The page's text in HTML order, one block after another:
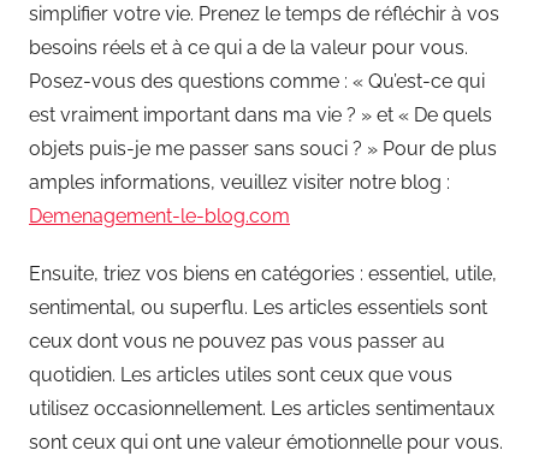
simplifier votre vie. Prenez le temps de réfléchir à vos
besoins réels et à ce qui a de la valeur pour vous.
Posez-vous des questions comme : « Qu’est-ce qui
est vraiment important dans ma vie ? » et « De quels
objets puis-je me passer sans souci ? » Pour de plus
amples informations, veuillez visiter notre blog :
Demenagement-le-blog.com
Ensuite, triez vos biens en catégories : essentiel, utile,
sentimental, ou superflu. Les articles essentiels sont
ceux dont vous ne pouvez pas vous passer au
quotidien. Les articles utiles sont ceux que vous
utilisez occasionnellement. Les articles sentimentaux
sont ceux qui ont une valeur émotionnelle pour vous.